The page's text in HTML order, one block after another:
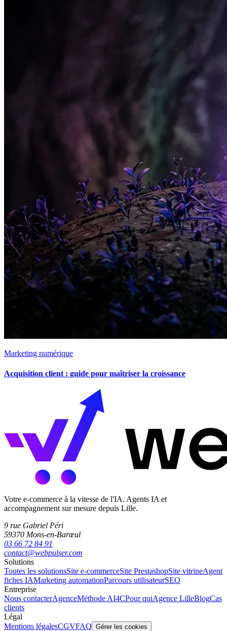
Marketing numérique
Acquisition client : guide pour maîtriser la croissance
Votre e-commerce à la vitesse de l'IA. Agents IA et
accompagnement sur mesure depuis Lille.
9 rue Gabriel Péri
59370 Mons-en-Barœul
03 66 72 84 91
contact@webpulser.com
Solutions
Toutes les solutionsSite e-commerceSite PrestashopSite vitrineAgent
fiches IAMarketing automationParcours utilisateurSEO
Entreprise
Nous contacterAgenceMéthode AI4CPour quiAgence LilleBlogCas
clients
Légal
Mentions légalesCGVFAQ Gérer les cookies